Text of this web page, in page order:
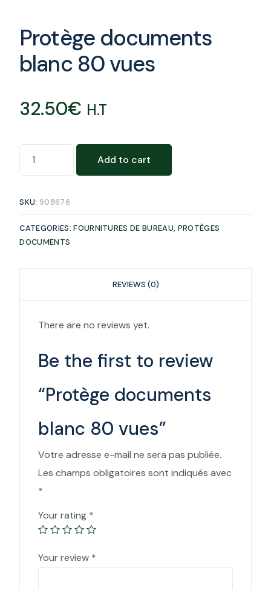
Protège documents
blanc 80 vues
32.50€ H.T
Add to cart
SKU: 908676
CATEGORIES:FOURNITURES DE BUREAU, PROTÈGES
DOCUMENTS
REVIEWS (0)
There are no reviews yet.
Be the first to review
“Protège documents
blanc 80 vues”
Votre adresse e-mail ne sera pas publiée.
Les champs obligatoires sont indiqués avec
*
Your rating *
Your review *